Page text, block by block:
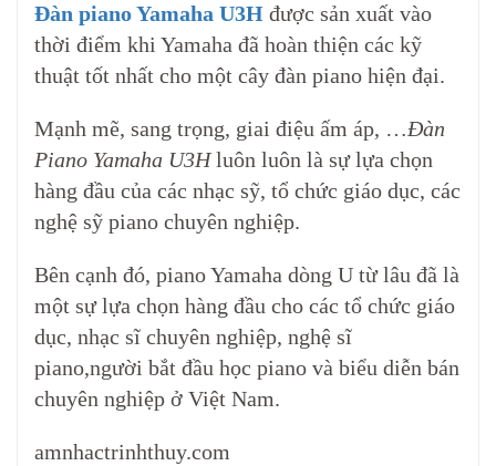
Đàn piano Yamaha U3H được sản xuất vào
thời điểm khi Yamaha đã hoàn thiện các kỹ
thuật tốt nhất cho một cây đàn piano hiện đại.
Mạnh mẽ, sang trọng, giai điệu ấm áp, …Đàn
Piano Yamaha U3Hluôn luôn là sự lựa chọn
hàng đầu của các nhạc sỹ, tổ chức giáo dục, các
nghệ sỹ piano chuyên nghiệp.
Bên cạnh đó, piano Yamaha dòng U từ lâu đã là
một sự lựa chọn hàng đầu cho các tổ chức giáo
dục, nhạc sĩ chuyên nghiệp, nghệ sĩ
piano,người bắt đầu học piano và biểu diễn bán
chuyên nghiệp ở Việt Nam.
amnhactrinhthuy.com